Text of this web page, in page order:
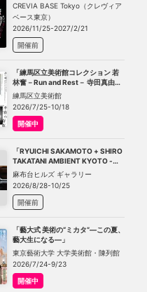
CREVIA BASE Tokyo（クレヴィア
ベース東京）
2026/11/25-2027/2/21
開催前
「練馬区立美術館コレクション 若
林奮－Run and Rest－ 寺田真由美
－不在の存在－」
練馬区立美術館
2026/7/25-10/18
開催中
「RYUICHI SAKAMOTO + SHIRO
TAKATANI AMBIENT KYOTO -
TOKYO」
麻布台ヒルズ ギャラリー
2026/8/28-10/25
開催前
「藝大式 美術の“ミカタ”―この夏、
藝大生になる―」
東京藝術大学 大学美術館・陳列館
2026/7/24-9/23
開催中